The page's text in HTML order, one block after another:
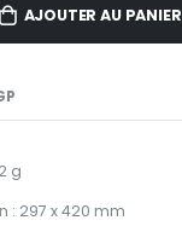
AJOUTER AU PANIER
g
: 297 x 420 mm